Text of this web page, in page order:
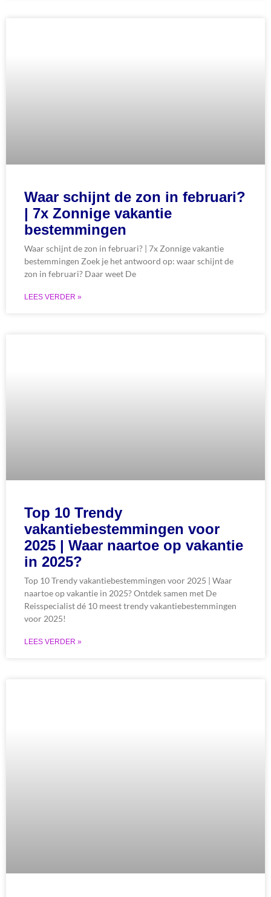
Waar schijnt de zon in februari?
| 7x Zonnige vakantie
bestemmingen
Waar schijnt de zon in februari? | 7x Zonnige vakantie
bestemmingen Zoek je het antwoord op: waar schijnt de
zon in februari? Daar weet De
LEES VERDER »
Top 10 Trendy
vakantiebestemmingen voor
2025 | Waar naartoe op vakantie
in 2025?
Top 10 Trendy vakantiebestemmingen voor 2025 | Waar
naartoe op vakantie in 2025? Ontdek samen met De
Reisspecialist dé 10 meest trendy vakantiebestemmingen
voor 2025!
LEES VERDER »